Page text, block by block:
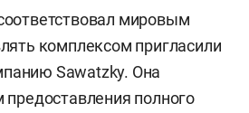
мировым
комплексом пригласили
Sawatzky. Она
предоставления полного